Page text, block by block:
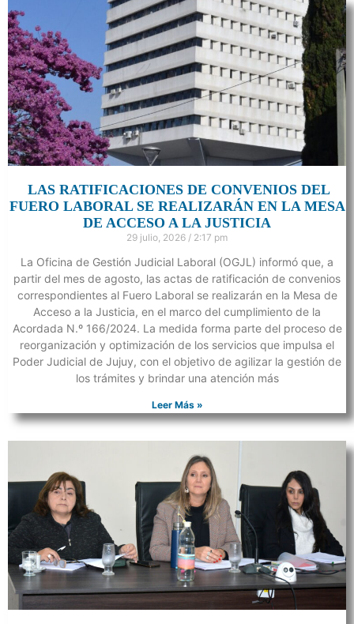
LAS RATIFICACIONES DE CONVENIOS DEL
FUERO LABORAL SE REALIZARÁN EN LA MESA
DE ACCESO A LA JUSTICIA
29 julio, 2026 2:17 pm
La Oficina de Gestión Judicial Laboral (OGJL) informó que, a
partir del mes de agosto, las actas de ratificación de convenios
correspondientes al Fuero Laboral se realizarán en la Mesa de
Acceso a la Justicia, en el marco del cumplimiento de la
Acordada N.º 166/2024. La medida forma parte del proceso de
reorganización y optimización de los servicios que impulsa el
Poder Judicial de Jujuy, con el objetivo de agilizar la gestión de
los trámites y brindar una atención más
Leer Más »